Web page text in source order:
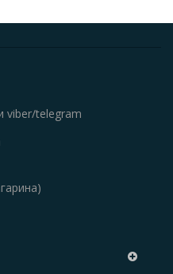
viber/telegram